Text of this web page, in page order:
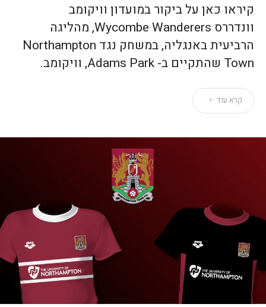
קיראו כאן על ביקור במועדון וויקומב
וונדררס Wycombe Wanderers, מהליגה
הרביעית באנגליה, במשחק נגד Northampton
Town שהתקיים ב- Adams Park, וויקומב.
קרא עוד